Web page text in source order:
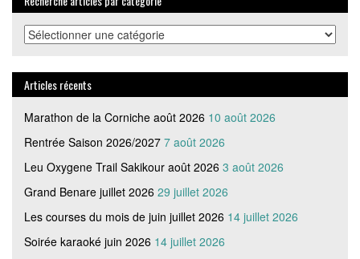
Recherche
articles
catégorie
Articles récents
Marathon de la Corniche août 2026 10 août 2026
Rentrée Saison 2026/2027 7 août 2026
Leu Oxygene Trail Sakikour août 2026 3 août 2026
Grand Benare juillet 2026 29 juillet 2026
Les courses du mois de juin juillet 2026 14 juillet 2026
Soirée karaoké juin 2026 14 juillet 2026